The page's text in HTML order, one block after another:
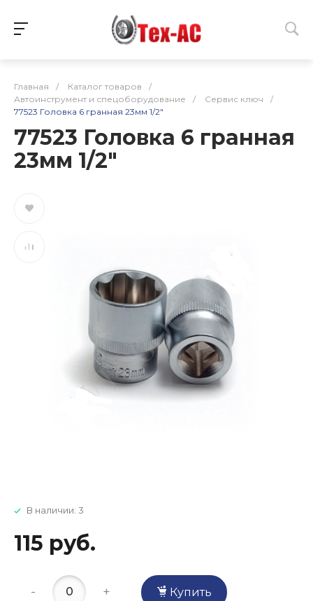
Главная / Каталог товаров
/
Автоинструмент и спецоборудование
/ Сервис ключ
/
77523 Головка 6 гранная 23мм 1/2"
77523 Головка 6 гранная
23мм 1/2"
В наличии: 3
115 руб.
- + Купить